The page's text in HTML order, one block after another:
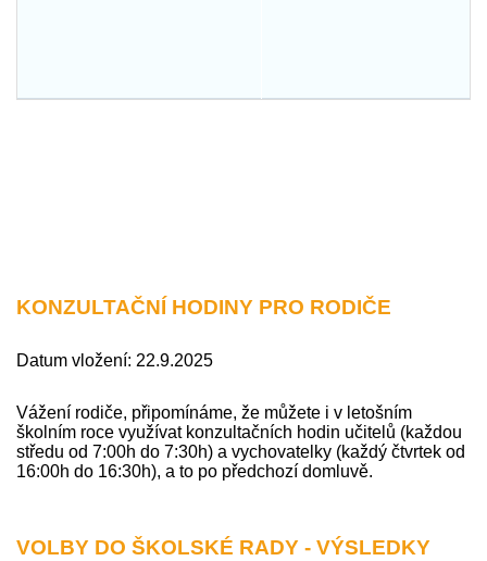
KONZULTAČNÍ HODINY PRO RODIČE
Datum vložení: 22.9.2025
Vážení rodiče, připomínáme, že můžete i v letošním
školním roce využívat konzultačních hodin učitelů (každou
středu od 7:00h do 7:30h) a vychovatelky (každý čtvrtek od
16:00h do 16:30h), a to po předchozí domluvě.
VOLBY DO ŠKOLSKÉ RADY - VÝSLEDKY